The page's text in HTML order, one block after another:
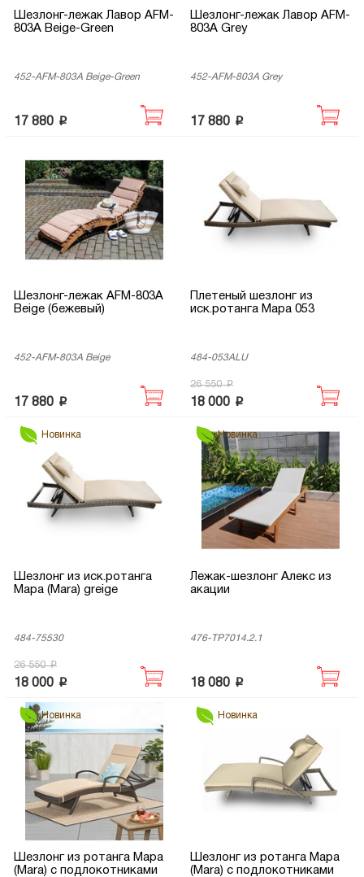
Шезлонг-лежак Лавор AFM-
803A Beige-Green
452-AFM-803A Beige-Green
17 880 p
Шезлонг-лежак Лавор AFM-
803A Grey
452-AFM-803A Grey
17 880 p
Шезлонг-лежак AFM-803A
Beige (бежевый)
452-AFM-803A Beige
17 880 p
Плетеный шезлонг из
иск.ротанга Мара 053
484-053ALU
18 000 p
26 550 p
Новинка
Шезлонг из иск.ротанга
Мара (Mara) greige
484-75530
18 000 p
26 550 p
Новинка
Лежак-шезлонг Алекс из
акации
476-TP7014.2.1
18 080 p
Новинка
Шезлонг из ротанга Мара
(Mara) с подлокотниками
Новинка
Шезлонг из ротанга Мара
(Mara) с подлокотниками